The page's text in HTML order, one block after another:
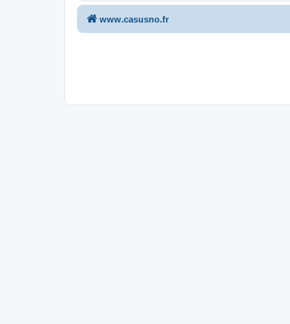
www.casusno.fr